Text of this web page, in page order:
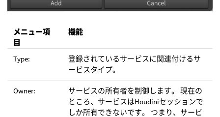
メニュー項
目
機能
Type:
登録されているサービスに関連付けるサ
ービスタイプ。
Owner:
サービスの所有者を制御します。 現在の
ところ、サービスはHoudiniセッションで
しか所有できないです。 つまり、サービ